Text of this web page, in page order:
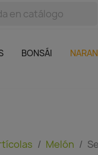
BONSÁI
Melón